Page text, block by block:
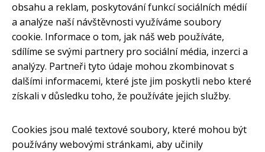
obsahu a reklam, poskytování funkcí sociálních médií
a analýze naší návštěvnosti využíváme soubory
cookie. Informace o tom, jak náš web používáte,
sdílíme se svými partnery pro sociální média, inzerci a
analýzy. Partneři tyto údaje mohou zkombinovat s
dalšími informacemi, které jste jim poskytli nebo které
získali v důsledku toho, že používáte jejich služby.
Cookies jsou malé textové soubory, které mohou být
používány webovými stránkami, aby učinily